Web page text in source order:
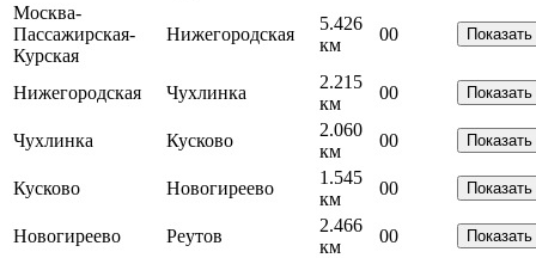
Москва-
Пассажирская-
Курская
Нижегородская
5.426
км
00 Показать
Нижегородская Чухлинка
2.215
км
00 Показать
Чухлинка Кусково
2.060
км
00 Показать
Кусково Новогиреево
1.545
км
00 Показать
Новогиреево Реутов
2.466
км
00 Показать